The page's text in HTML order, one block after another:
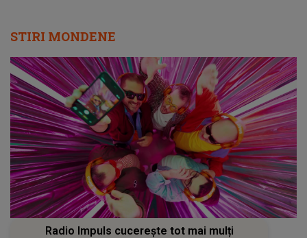
STIRI MONDENE
Radio Impuls cucerește tot mai mulți